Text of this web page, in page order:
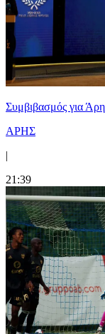
Συμβιβασμός για
ΑΡΗΣ
|
21:39